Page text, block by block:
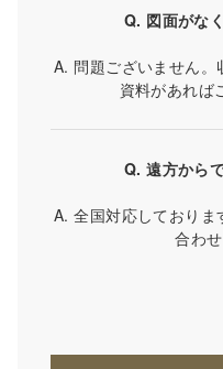
Q. 図面がな
A. 問題ございません。
資料があれば
Q. 遠方から
A. 全国対応しておりま
合わ